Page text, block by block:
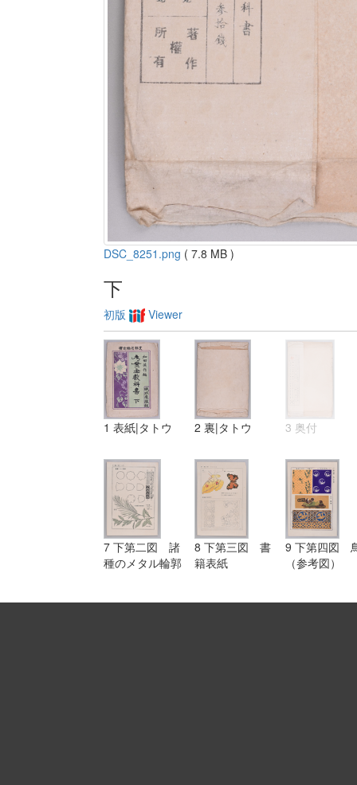
DSC_8251.png ( 7.8 MB )
下
初版 Viewer
1 表紙|タトウ 2 裏|タトウ 3 奥付
7 下第二図 諸
種のメタル輪郭
8 下第三図 書
籍表紙
9 下第四図
（参考図）